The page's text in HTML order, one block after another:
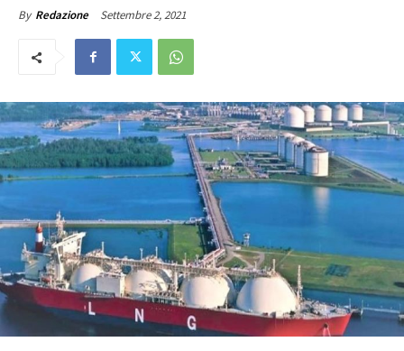
By Redazione Settembre 2, 2021